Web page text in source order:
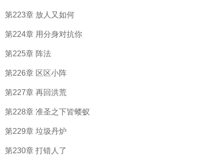
第223章 放人又如何
第224章 用分身对抗你
第225章 阵法
第226章 区区小阵
第227章 再回洪荒
第228章 准圣之下皆蝼蚁
第229章 垃圾丹炉
第230章 打错人了